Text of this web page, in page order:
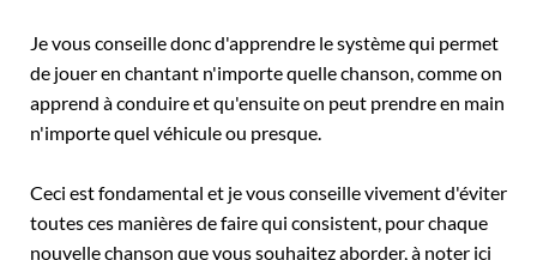
Je vous conseille donc d'apprendre le système qui permet
de jouer en chantant n'importe quelle chanson, comme on
apprend à conduire et qu'ensuite on peut prendre en main
n'importe quel véhicule ou presque.
Ceci est fondamental et je vous conseille vivement d'éviter
toutes ces manières de faire qui consistent, pour chaque
nouvelle chanson que vous souhaitez aborder, à noter ici